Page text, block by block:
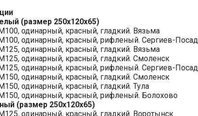
(размер 250х120х65)
одинарный, красный, гладкий. Вязьма
одинарный, красный, рифленый. Сергиев-Посад
одинарный, красный, гладкий. Вязьма
одинарный, красный, гладкий. Смоленск
одинарный, красный, рифленый. Сергиев-Посад
одинарный, красный, гладкий. Смоленск
одинарный, красный, гладкий. Тула
одинарный, красный, рифленый. Болохово
(размер 250х120х65)
одинарный, красный, гладкий. Воротынск